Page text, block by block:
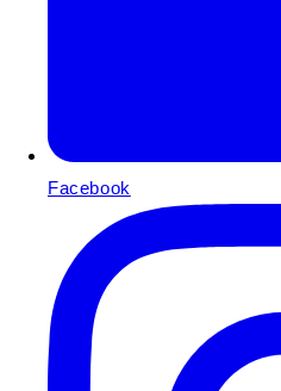
Facebook